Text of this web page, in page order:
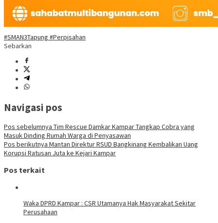
#SMAN3Tapung #Perpisahan
Sebarkan
Navigasi pos
Pos sebelumnya Tim Rescue Damkar Kampar Tangkap Cobra yang
Masuk Dinding Rumah Warga di Penyasawan
Pos berikutnya Mantan Direktur RSUD Bangkinang Kembalikan Uang
Korupsi Ratusan Juta ke Kejari Kampar
Pos terkait
Waka DPRD Kampar : CSR Utamanya Hak Masyarakat Sekitar
Perusahaan